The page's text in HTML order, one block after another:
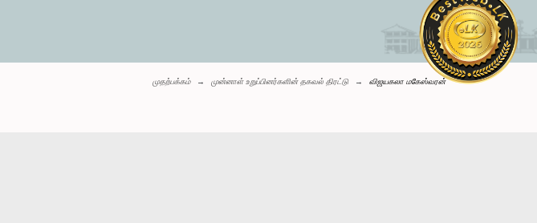
முதற்பக்கம் முன்னாள் உறுப்பினர்களின் தகவல் திரட்டு விஜயகலா மகேஸ்வரன்